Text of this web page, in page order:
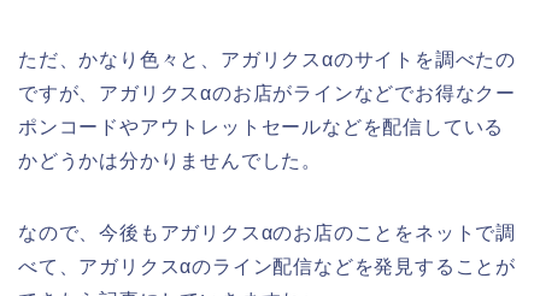
ただ、かなり色々と、アガリクスαのサイトを調べたの
ですが、アガリクスαのお店がラインなどでお得なクー
ポンコードやアウトレットセールなどを配信している
かどうかは分かりませんでした。
なので、今後もアガリクスαのお店のことをネットで調
べて、アガリクスαのライン配信などを発見することが